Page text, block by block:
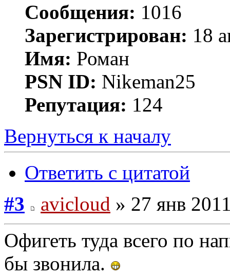
Сообщения: 1016
Зарегистрирован: 18
Имя: Роман
PSN ID: Nikeman25
Репутация: 124
Вернуться к началу
Ответить с цитатой
#3
avicloud » 27 янв
Офигеть туда всего по
бы звонила.